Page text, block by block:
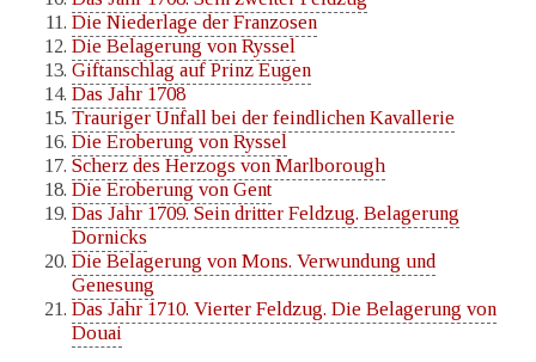
Die Niederlage der Franzosen
Die Belagerung von Ryssel
Giftanschlag auf Prinz Eugen
Das Jahr 1708
Trauriger Unfall bei der feindlichen Kavallerie
Die Eroberung von Ryssel
Scherz des Herzogs von Marlborough
Die Eroberung von Gent
Das Jahr 1709. Sein dritter Feldzug. Belagerung
Dornicks
Die Belagerung von Mons. Verwundung und
Genesung
Das Jahr 1710. Vierter Feldzug. Die Belagerung von
Douai